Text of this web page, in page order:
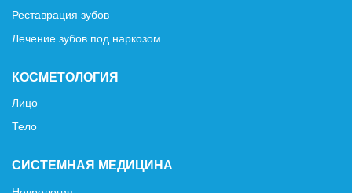
Реставрация зубов
Лечение зубов под наркозом
КОСМЕТОЛОГИЯ
Лицо
Тело
СИСТЕМНАЯ МЕДИЦИНА